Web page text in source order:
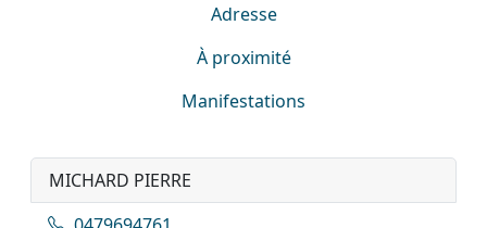
Adresse
À proximité
Manifestations
MICHARD PIERRE